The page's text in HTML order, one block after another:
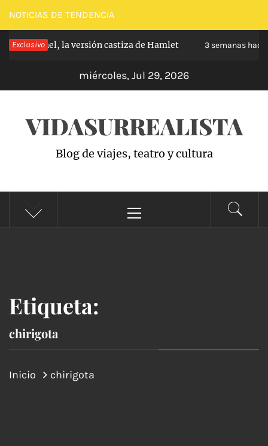
Saltar
al
contenido
NOTICIAS DE TENDENCIA
Exclusivo la versión castiza de Hamlet 3 semanas hace
miércoles, Jul 29, 2026
VIDASURREALISTA
Blog de viajes, teatro y cultura
principal
Etiqueta:
chirigota
Inicio chirigota